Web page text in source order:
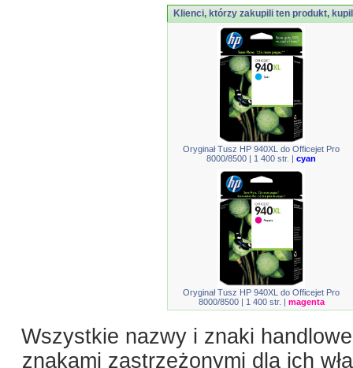
Klienci, którzy zakupili ten produkt,
Oryginał Tusz HP 940XL do Officejet Pro
8000/8500 | 1 400 str. | cyan
Oryginał Tusz HP 940XL do Officejet Pro
8000/8500 | 1 400 str. | magenta
Wszystkie nazwy i znaki
znakami zastrzeżonymi dla ich